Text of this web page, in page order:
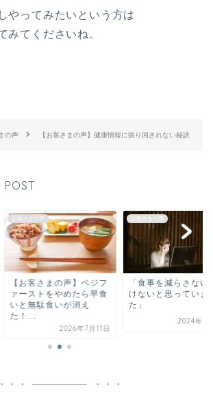
やってみたいという方は
みてくださいね。
の声 【お客さまの声】健康情報に振り回されない秘訣
POST
【お客さまの声】ベジフ
ァーストをやめたら早食
いと無駄食いが消え
た！...
2026年7月11日
お客さまの声
「食事を減らさない
けないと思っていま
た」
2024年8